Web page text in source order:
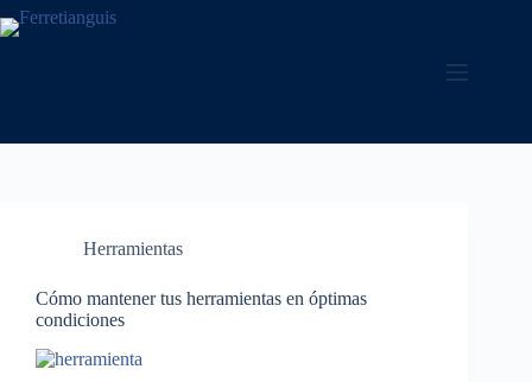
Saltar
al
Herramientas
Cómo mantener tus herramientas en óptimas
condiciones